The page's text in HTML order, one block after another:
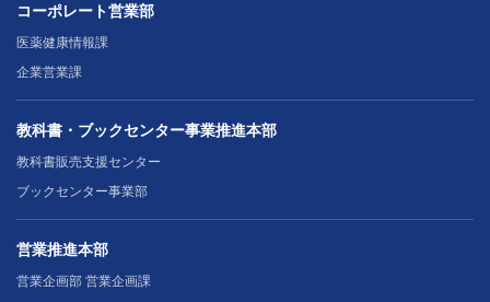
コーポレート営業部
医薬健康情報課
企業営業課
教科書・ブックセンター事業推進本部
教科書販売支援センター
ブックセンター事業部
営業推進本部
営業企画部 営業企画課